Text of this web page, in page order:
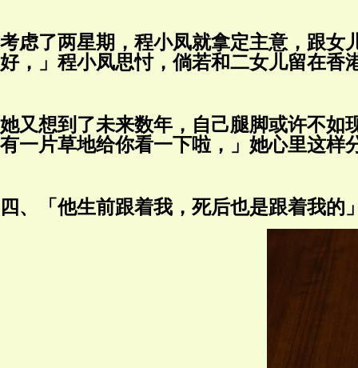
考虑了两星期，程小凤就拿定主意，跟女
好，」程小凤思忖，倘若和二女儿留在香
她又想到了未来数年，自己腿脚或许不如
有一片草地给你看一下啦，」她心里这样
四、「他生前跟着我，死后也是跟着我的